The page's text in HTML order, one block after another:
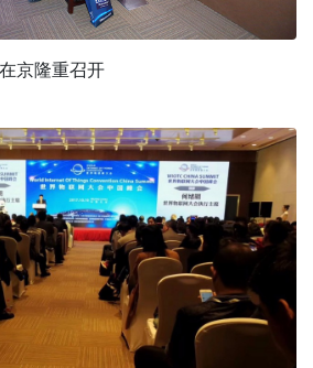
京隆重召开